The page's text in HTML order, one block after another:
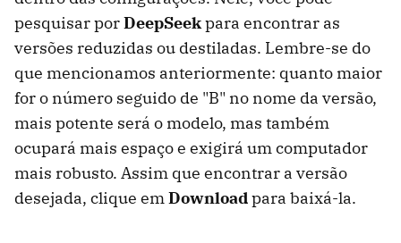
pesquisar porDeepSeekpara encontrar as
versões reduzidas ou destiladas. Lembre-se do
que mencionamos anteriormente: quanto maior
for o número seguido de "B" no nome da versão,
mais potente será o modelo, mas também
ocupará mais espaço e exigirá um computador
mais robusto. Assim que encontrar a versão
desejada, clique emDownloadpara baixá-la.